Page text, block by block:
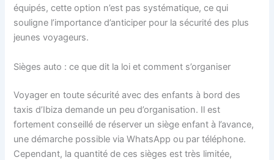
équipés, cette option n’est pas systématique, ce qui
souligne l’importance d’anticiper pour la sécurité des plus
jeunes voyageurs.
Sièges auto : ce que dit la loi et comment s’organiser
Voyager en toute sécurité avec des enfants à bord des
taxis d’Ibiza demande un peu d’organisation. Il est
fortement conseillé de réserver un siège enfant à l’avance,
une démarche possible via WhatsApp ou par téléphone.
Cependant, la quantité de ces sièges est très limitée,